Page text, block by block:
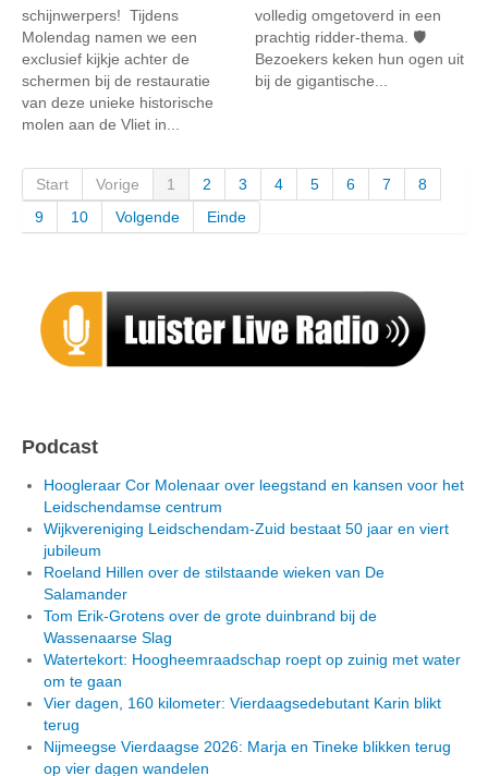
schijnwerpers! Tijdens
Molendag namen we een
exclusief kijkje achter de
schermen bij de restauratie
van deze unieke historische
molen aan de Vliet in...
volledig omgetoverd in een
prachtig ridder-thema. 🛡️
Bezoekers keken hun ogen uit
bij de gigantische...
Start Vorige 1 2 3 4 5 6 7
8
9
10 Volgende Einde
Podcast
Hoogleraar Cor Molenaar over leegstand en kansen voor het
Leidschendamse centrum
Wijkvereniging Leidschendam-Zuid bestaat 50 jaar en viert
jubileum
Roeland Hillen over de stilstaande wieken van De
Salamander
Tom Erik-Grotens over de grote duinbrand bij de
Wassenaarse Slag
Watertekort: Hoogheemraadschap roept op zuinig met water
om te gaan
Vier dagen, 160 kilometer: Vierdaagsedebutant Karin blikt
terug
Nijmeegse Vierdaagse 2026: Marja en Tineke blikken terug
op vier dagen wandelen